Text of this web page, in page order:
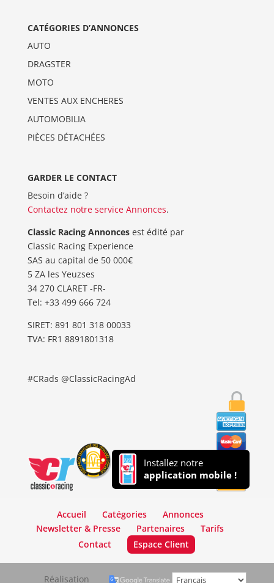
CATÉGORIES D’ANNONCES
AUTO
DRAGSTER
MOTO
VENTES AUX ENCHERES
AUTOMOBILIA
PIÈCES DÉTACHÉES
GARDER LE CONTACT
Besoin d’aide ?
Contactez notre service Annonces.
Classic Racing Annoncesest édité par
Classic Racing Experience
SAS au capital de 50 000€
5 ZA les Yeuzses
34 270 CLARET -FR-
Tel: ‭+33 499 666 724‬
SIRET: 891 801 318 00033
TVA: FR1 8891801318
#CRads @ClassicRacingAd
Installez notre
application mobile !
Accueil Catégories
Annonces
Newsletter & Presse
Partenaires
Tarifs
Contact
Espace Client
Réalisation